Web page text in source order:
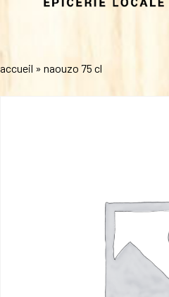
accueil » naouzo 75 cl